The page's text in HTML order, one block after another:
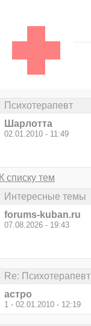
Психотерапевт
Шарлотта
02.01.2010 - 11:49
К списку тем
Интересные темы
forums-kuban.ru
07.08.2026 - 19:43
Re: Психотерапевт
астро
1 - 02.01.2010 - 12:19